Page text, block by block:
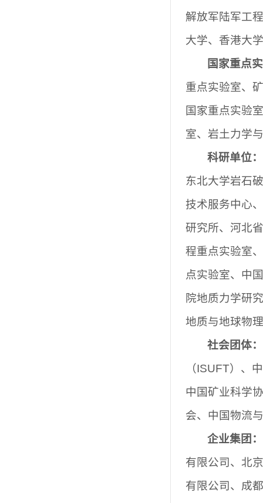
解放军陆军工
大学、 香港大
国家重点
重点实验室、
国家重点实验
室、岩土力学
科研单位：
东北大学岩石
技术服务中心
研究所、河北
程重点实验室
点实验室、中
院地质力学研
地质与地球物
社会团体：
（ISUFT）、
中国矿业科学
会、中国物流
企业集团：
有限公司、北
有限公司、成